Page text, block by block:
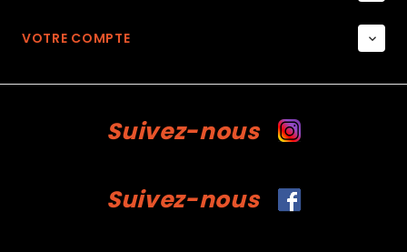
VOTRE COMPTE 
Suivez-nous
Suivez-nous